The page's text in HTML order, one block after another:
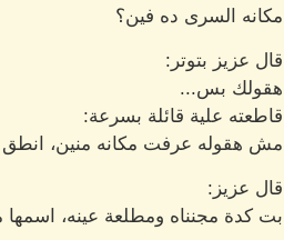
مكانه السرى ده فين؟
قال عزيز بتوتر:
هقولك بس...
قاطعته علية قائلة بسرعة:
مش هقوله عرفت مكانه منين، انطق
قال عزيز:
بت كدة مجنناه ومطلعة عينه، اسمها